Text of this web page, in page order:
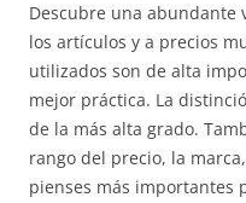
Descubre una abundante
los artículos y a precios
utilizados son de alta
mejor práctica. La
de la más alta grado.
rango del precio, la
pienses más importantes